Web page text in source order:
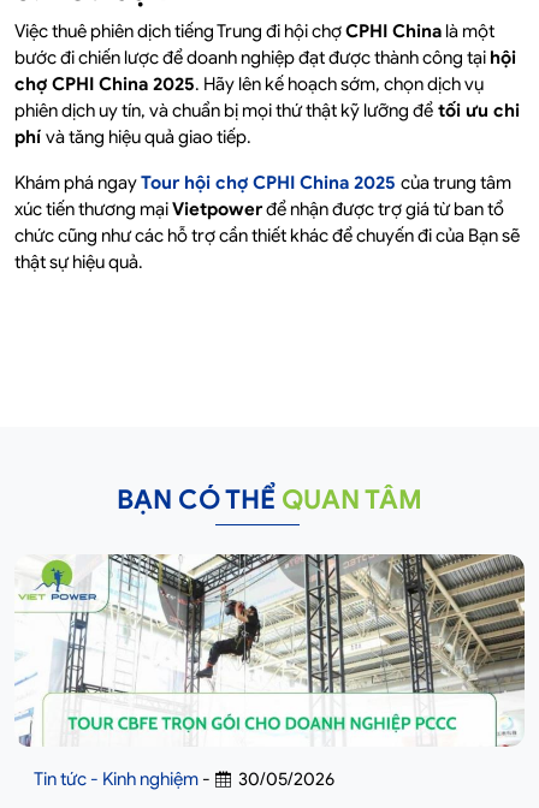
Việc thuê phiên dịch tiếng Trung đi hội chợCPHI China là một
bước đi chiến lược để doanh nghiệp đạt được thành công tại hội
chợ CPHI China 2025. Hãy lên kế hoạch sớm, chọn dịch vụ
phiên dịch uy tín, và chuẩn bị mọi thứ thật kỹ lưỡng để tối ưu chi
phí và tăng hiệu quả giao tiếp.
Khám phá ngayTour hội chợ CPHI China 2025 của trung tâm
xúc tiến thương mạiVietpowerđể nhận được trợ giá từ ban tổ
chức cũng như các hỗ trợ cần thiết khác để chuyến đi của Bạn sẽ
thật sự hiệu quả.
BẠN CÓ THỂ QUAN TÂM
Tin tức - Kinh nghiệm - 30/05/2026